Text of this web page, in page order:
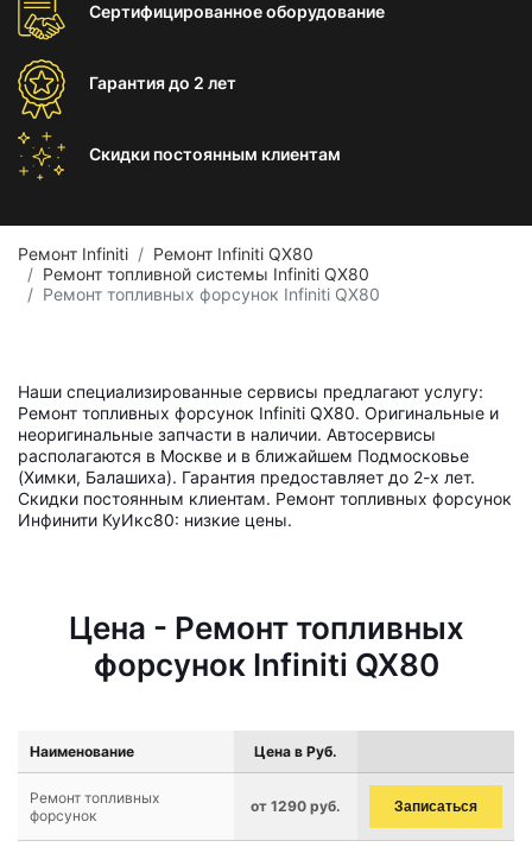
Сертифицированноеоборудование
Гарантиядо 2 лет
Скидки постоянным клиентам
Ремонт Infiniti
Ремонт Infiniti QX80
Ремонт топливной системы Infiniti QX80
Ремонт топливных форсунок Infiniti QX80
Наши специализированные сервисы предлагают услугу:
Ремонт топливных форсунок Infiniti QX80. Оригинальные и
неоригинальные запчасти в наличии. Автосервисы
располагаются в Москве и в ближайшем Подмосковье
(Химки, Балашиха). Гарантия предоставляет до 2-х лет.
Скидки постоянным клиентам. Ремонт топливных форсунок
Инфинити КуИкс80: низкие цены.
Цена - Ремонт топливных
форсунок Infiniti QX80
Наименование Цена в Руб.
Ремонт топливных
форсунок
от 1290 руб. Записаться